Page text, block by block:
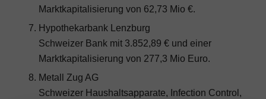
Marktkapitalisierung von 62,73 Mio €.
Hypothekarbank Lenzburg
Schweizer Bank mit 3.852,89 € und einer
Marktkapitalisierung von 277,3 Mio Euro.
Metall Zug AG
Schweizer Haushaltsapparate, Infection Control,